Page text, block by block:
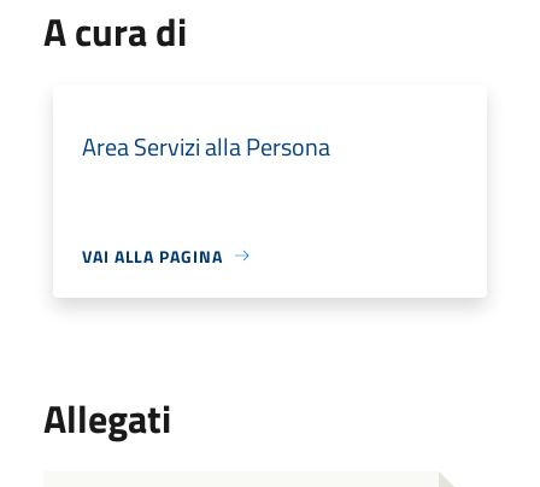
A cura di
Area Servizi alla Persona
VAI ALLA PAGINA
Allegati